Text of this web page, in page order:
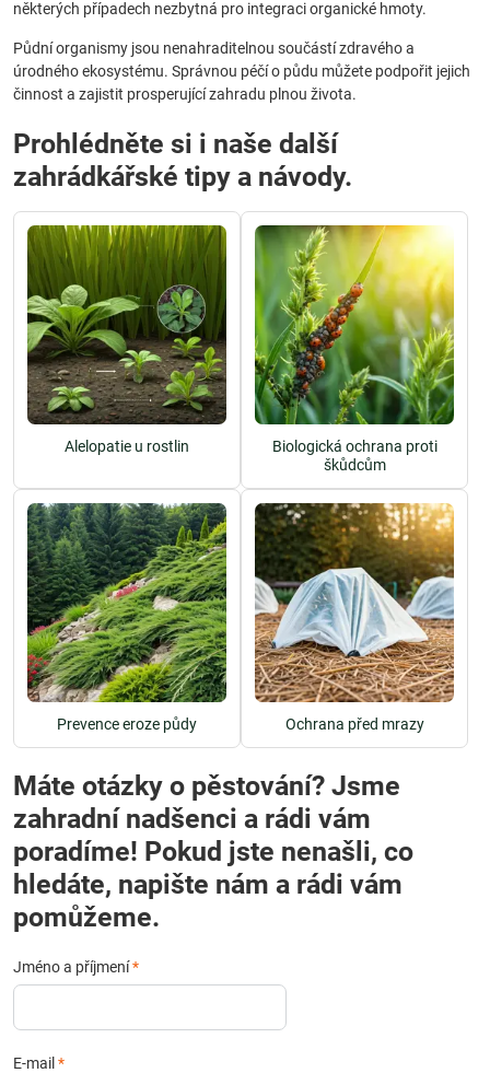
některých případech nezbytná pro integraci organické hmoty.
Půdní organismy jsou nenahraditelnou součástí zdravého a
úrodného ekosystému. Správnou péčí o půdu můžete podpořit jejich
činnost a zajistit prosperující zahradu plnou života.
Prohlédněte si i naše další
zahrádkářské tipy a návody.
Alelopatie u rostlin
Biologická ochrana proti
škůdcům
Prevence eroze půdy Ochrana před mrazy
Máte otázky o pěstování? Jsme
zahradní nadšenci a rádi vám
poradíme! Pokud jste nenašli, co
hledáte, napište nám a rádi vám
pomůžeme.
Jméno a příjmení*
E-mail *